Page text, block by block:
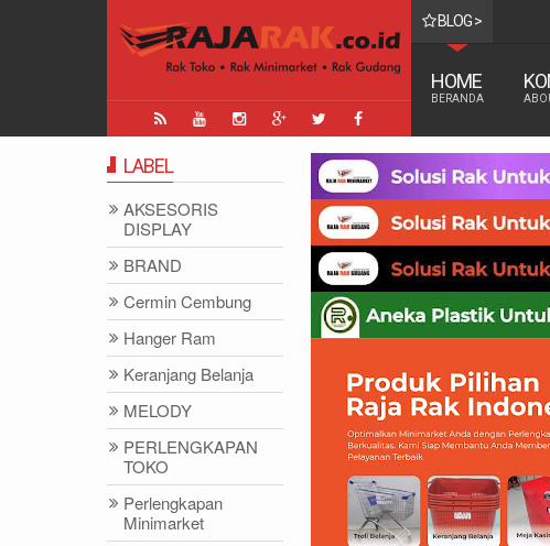
BLOG >
Semakin Senang Karena
HOME
BERANDA
LABEL
AKSESORIS
DISPLAY
BRAND
Cermin Cembung
Hanger Ram
Keranjang Belanja
MELODY
PERLENGKAPAN
TOKO
Perlengkapan
Minimarket